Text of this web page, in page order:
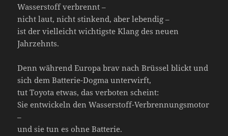
Wasserstoff verbrennt –
nicht laut, nicht stinkend, aber lebendig –
ist der vielleicht wichtigste Klang des neuen
Jahrzehnts.
Denn während Europa brav nach Brüssel blickt und
sich dem Batterie-Dogma unterwirft,
tut Toyota etwas, das verboten scheint:
Sie entwickeln den Wasserstoff-Verbrennungsmotor
–
und sie tun es ohne Batterie.